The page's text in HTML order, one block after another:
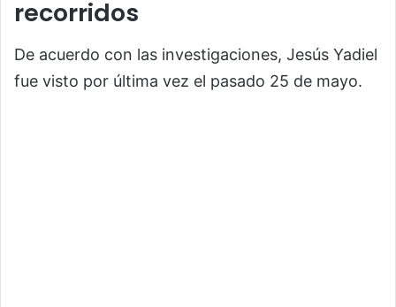
recorridos
De acuerdo con las investigaciones, Jesús Yadiel
fue visto por última vez el pasado 25 de mayo.